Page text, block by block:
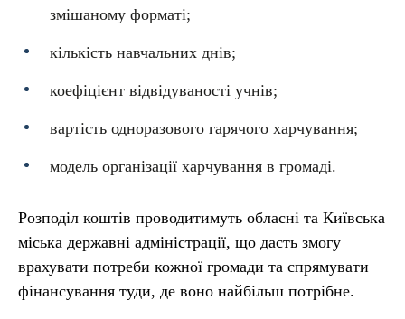
змішаному форматі;
кількість навчальних днів;
коефіцієнт відвідуваності учнів;
вартість одноразового гарячого харчування;
модель організації харчування в громаді.
Розподіл коштів проводитимуть обласні та Київська
міська державні адміністрації, що дасть змогу
врахувати потреби кожної громади та спрямувати
фінансування туди, де воно найбільш потрібне.